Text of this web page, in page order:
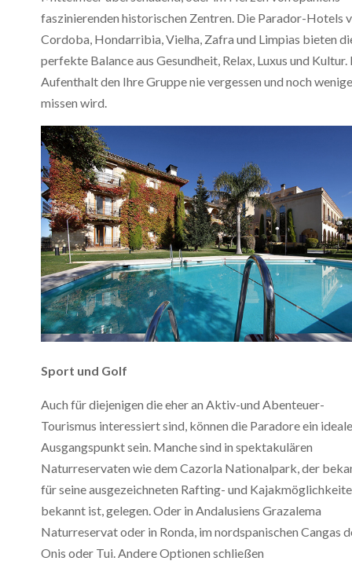
faszinierenden historischen Zentren. Die Parador-Hotels
Cordoba, Hondarribia, Vielha, Zafra und Limpias bieten
perfekte Balance aus Gesundheit, Relax, Luxus und Kultur.
Aufenthalt den Ihre Gruppe nie vergessen und noch
missen wird.
Sport und Golf
Auch für diejenigen die eher an Aktiv-und Abenteuer-
Tourismus interessiert sind, können die Paradore ein
Ausgangspunkt sein. Manche sind in spektakulären
Naturreservaten wie dem Cazorla Nationalpark, der
für seine ausgezeichneten Rafting- und
bekannt ist, gelegen. Oder in Andalusiens Grazalema
Naturreservat oder in Ronda, im nordspanischen Cangas
Onis oder Tui. Andere Optionen schließen